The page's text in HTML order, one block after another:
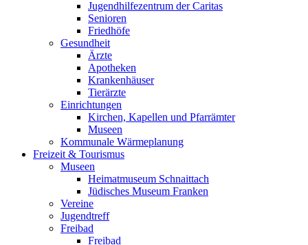
Jugendhilfezentrum der Caritas
Senioren
Friedhöfe
Gesundheit
Ärzte
Apotheken
Krankenhäuser
Tierärzte
Einrichtungen
Kirchen, Kapellen und Pfarrämter
Museen
Kommunale Wärmeplanung
Freizeit & Tourismus
Museen
Heimatmuseum Schnaittach
Jüdisches Museum Franken
Vereine
Jugendtreff
Freibad
Freibad